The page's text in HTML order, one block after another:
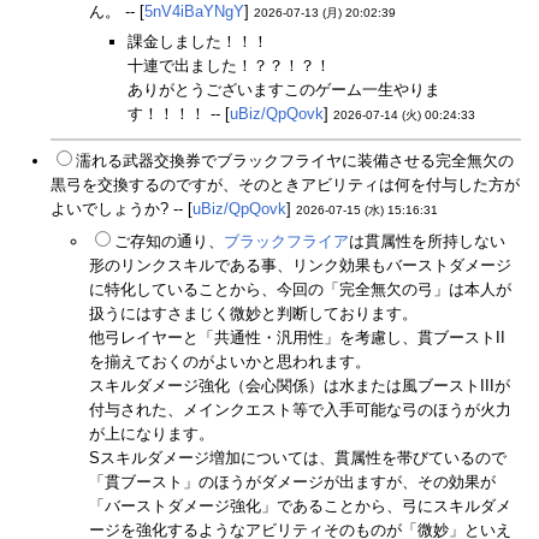
ん。 -- [5nV4iBaYNgY] 2026-07-13 (月) 20:02:39
課金しました！！！
十連で出ました！？？！？！
ありがとうございますこのゲーム一生やりま
す！！！！ -- [uBiz/QpQovk] 2026-07-14 (火) 00:24:33
濡れる武器交換券でブラックフライヤに装備させる完全無欠の
黒弓を交換するのですが、そのときアビリティは何を付与した方が
よいでしょうか? -- [uBiz/QpQovk] 2026-07-15 (水) 15:16:31
ご存知の通り、 ブラックフライアは貫属性を所持しない
形のリンクスキルである事、リンク効果もバーストダメージ
に特化していることから、今回の「完全無欠の弓」は本人が
扱うにはすさまじく微妙と判断しております。
他弓レイヤーと「共通性・汎用性」を考慮し、貫ブーストII
を揃えておくのがよいかと思われます。
スキルダメージ強化（会心関係）は水または風ブーストIIIが
付与された、メインクエスト等で入手可能な弓のほうが火力
が上になります。
Sスキルダメージ増加については、貫属性を帯びているので
「貫ブースト」のほうがダメージが出ますが、その効果が
「バーストダメージ強化」であることから、弓にスキルダメ
ージを強化するようなアビリティそのものが「微妙」といえ